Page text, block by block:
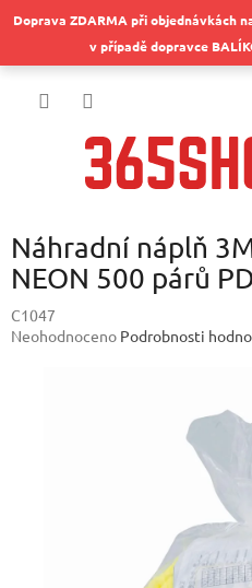
naDoprava ZDARMA při objednávkách
v případě dopravce
Náhradní náplň
NEON 500 párů
C1047
Průměrné
Neohodnoceno Podrobnosti